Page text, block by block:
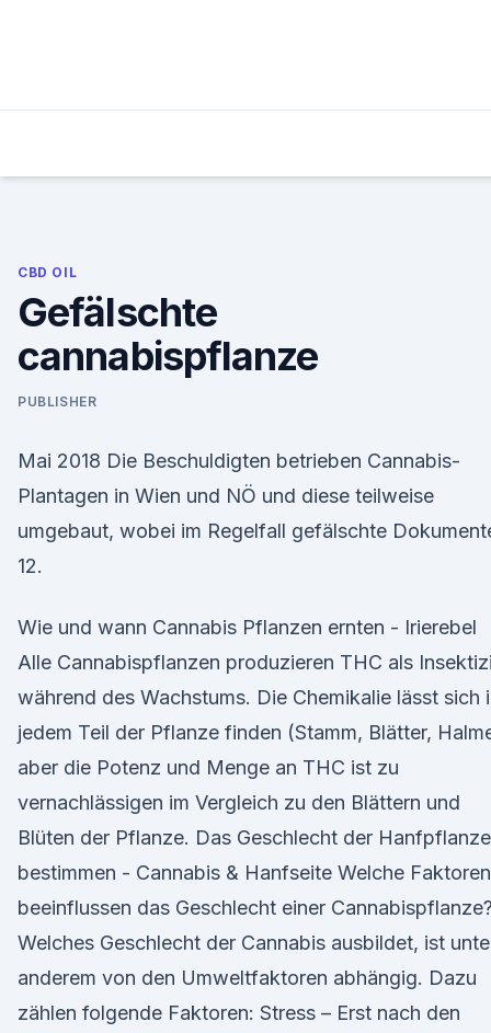
CBD OIL
Gefälschte
cannabispflanze
PUBLISHER
Mai 2018 Die Beschuldigten betrieben Cannabis-
Plantagen in Wien und NÖ und diese teilweise
umgebaut, wobei im Regelfall gefälschte
12.
Wie und wann Cannabis Pflanzen ernten - Irierebel
Alle Cannabispflanzen produzieren THC als
während des Wachstums. Die Chemikalie lässt sich
jedem Teil der Pflanze finden (Stamm, Blätter,
aber die Potenz und Menge an THC ist zu
vernachlässigen im Vergleich zu den Blättern und
Blüten der Pflanze. Das Geschlecht der Hanfpflanze
bestimmen - Cannabis & Hanfseite Welche Faktoren
beeinflussen das Geschlecht einer Cannabispflanze?
Welches Geschlecht der Cannabis ausbildet, ist
anderem von den Umweltfaktoren abhängig. Dazu
zählen folgende Faktoren: Stress – Erst nach den